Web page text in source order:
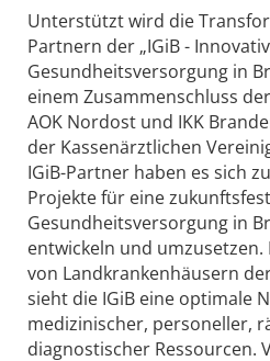
Unterstützt wird die
Partnern der „IGiB -
Gesundheitsversorgung in
einem Zusammenschluss
AOK Nordost und IKK
der Kassenärztlichen
IGiB-Partner haben es sich
Projekte für eine
Gesundheitsversorgung in
entwickeln und
von Landkrankenhäusern
sieht die IGiB eine optimale
medizinischer, personeller,
diagnostischer Ressourcen.